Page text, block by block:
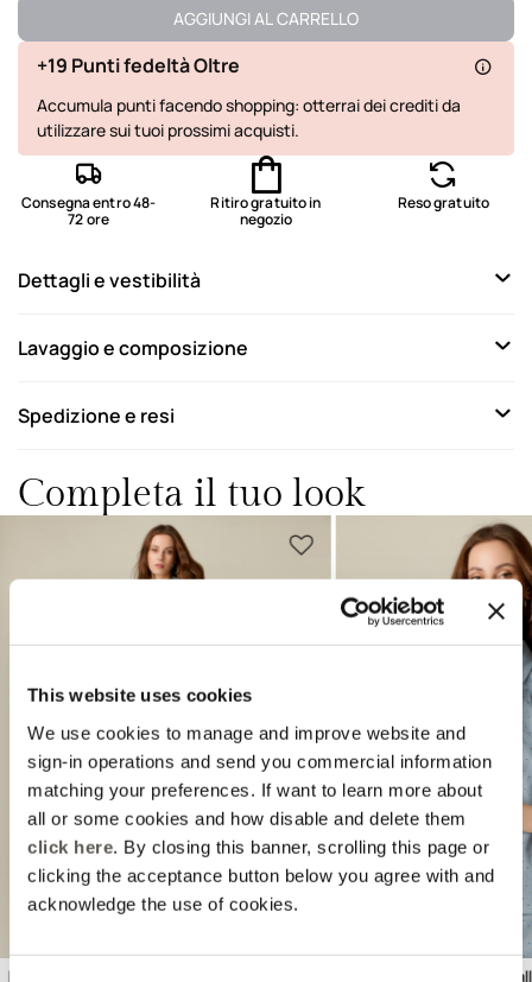
This website uses cookies
We use cookies to manage and improve website and
sign-in operations and send you commercial information
matching your preferences. If want to learn more about
all or some cookies and how disable and delete them
click here. By closing this banner, scrolling this page or
clicking the acceptance button below you agree with and
acknowledge the use of cookies.
Mostra articoli simili
Non disponibile Mostra articoli simili
Non disponibile Mostra articoli simili
Ultimo disponibile
Non disponibile Mostra articoli simili
AGGIUNGI AL CARRELLO
+19 Punti fedeltà Oltre
Accumula punti facendo shopping: otterrai dei crediti da
utilizzare sui tuoi prossimi acquisti.
Consegna entro 48-
72 ore
Ritiro gratuito in
negozio
Reso gratuito
Dettagli e vestibilità
Lavaggio e composizione
Spedizione e resi
Completa il tuo look
Bermuda in lino con cristalli Camicia in lino con
Previous Next